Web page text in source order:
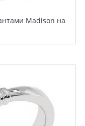
Madison на